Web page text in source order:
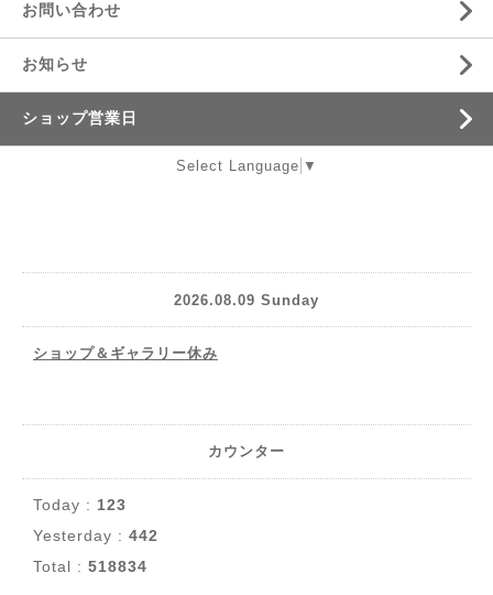
お問い合わせ
お知らせ
ショップ営業日
Select Language ▼
2026.08.09 Sunday
ショップ＆ギャラリー休み
カウンター
Today : 123
Yesterday : 442
Total : 518834